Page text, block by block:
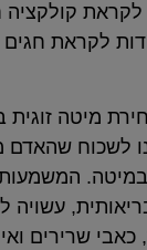
לקראת
לקראת חגים
מיטה זוגית
לשכוח
עשויה
כאבי שרירים